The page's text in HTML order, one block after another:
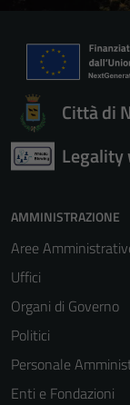
Città di
AMMINISTRAZIONE
Aree
Uffici
Organi di Governo
Politici
Personale
Enti e Fondazioni